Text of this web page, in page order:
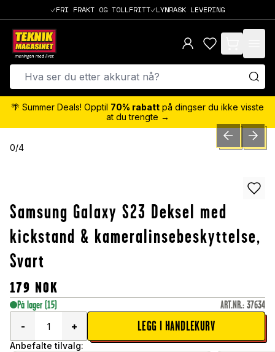
FRI FRAKT OG TOLLFRITT LYNRASK LEVERING
items in cart,
🌴 Summer Deals! Opptil 70% rabatt på dingser du ikke visste
at du trengte →
0/4 PREVIOUSNEXT
Samsung Galaxy S23 Deksel med
kickstand & kameralinsebeskyttelse,
Svart
179 NOK
På lager (15) ART.NR.: 37634
-
+ LEGG I HANDLEKURV
Anbefalte tilvalg: